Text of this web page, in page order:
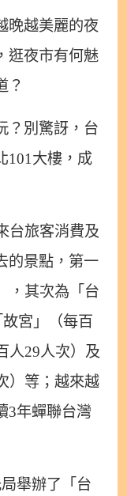
晚越美麗的夜
逛夜市有何魅
？
？別驚訝，台
101大樓，成
台旅客消費及
的景點，第一
，其次為「台
宮」（每百
人29人次）及
）等；越來越
3年蟬聯台灣
舉辦了「台